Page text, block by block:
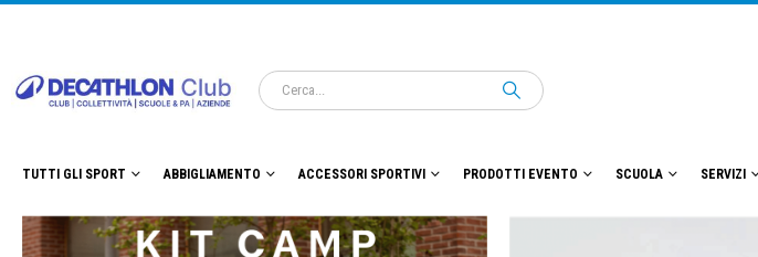
TUTTI GLI SPORT ABBIGLIAMENTO ACCESSORI SPORTIVI PRODOTTI EVENTO SCUOLA SERVIZI